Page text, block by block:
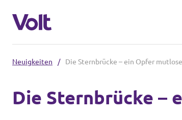
Website
Neuigkeiten / Die Sternbrücke – ein Opfer
Die Sternbrücke –